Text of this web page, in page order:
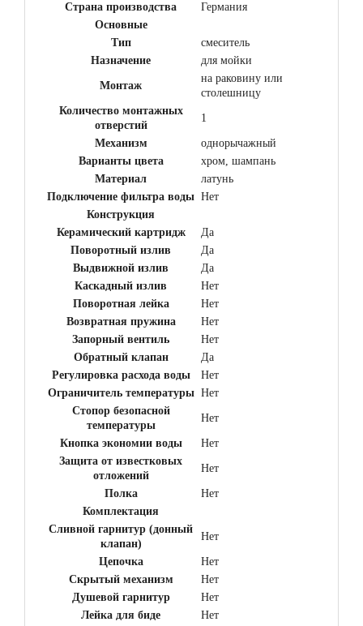
Страна производства
Германия
Основные
Тип
смеситель
Назначение
для мойки
Монтаж
на раковину или
столешницу
Количество монтажных
отверстий
1
Механизм
однорычажный
Варианты цвета
хром, шампань
Материал
латунь
Подключение фильтра воды Нет
Конструкция
Керамический картридж
Да
Поворотный излив
Да
Выдвижной излив
Да
Каскадный излив
Нет
Поворотная лейка
Нет
Возвратная пружина
Нет
Запорный вентиль
Нет
Обратный клапан
Да
Регулировка расхода воды
Нет
Ограничитель температуры Нет
Стопор безопасной
температуры
Нет
Кнопка экономии воды
Нет
Защита от известковых
отложений
Нет
Полка
Нет
Комплектация
Сливной гарнитур (донный
клапан)
Нет
Цепочка
Нет
Скрытый механизм
Нет
Душевой гарнитур
Нет
Лейка для биде
Нет